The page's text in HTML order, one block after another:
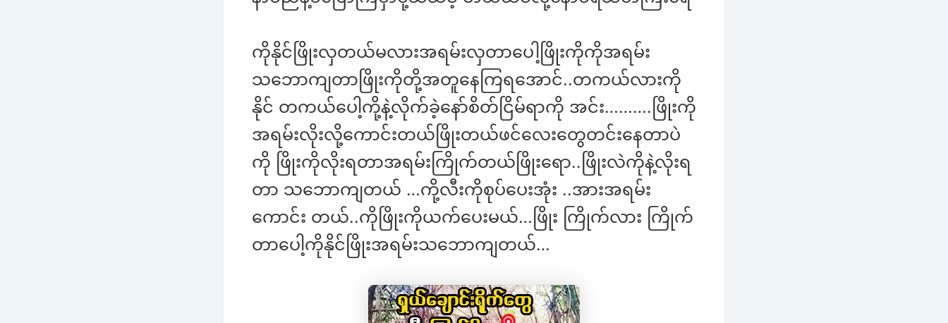
ကိုနိုင်ဖြိုးလှတယ်မလားအရမ်းလှတာပေါ့ဖြိုးကိုကိုအရမ်း
သဘောကျတာဖြိုးကိုတို့အတူနေကြရအောင်..တကယ်လားကို
နိုင် တကယ်ပေါ့ကို့နဲ့လိုက်ခဲ့နော်စိတ်ငြိမ်ရာကို အင်း……….ဖြိုးကို
အရမ်းလိုးလို့ကောင်းတယ်ဖြိုးတယ်ဖင်လေးတွေတင်းနေတာပဲ
ကို ဖြိုးကိုလိုးရတာအရမ်းကြိုက်တယ်ဖြိုးရော..ဖြိုးလဲကိုနဲ့လိုးရ
တာ သဘောကျတယ် …ကို့လီးကိုစုပ်ပေးအုံး ..အားအရမ်း
ကောင်း တယ်..ကိုဖြိုးကိုယက်ပေးမယ်…ဖြိုး ကြိုက်လား ကြိုက်
တာပေါ့ကိုနိုင်ဖြိုးအရမ်းသဘောကျတယ်…